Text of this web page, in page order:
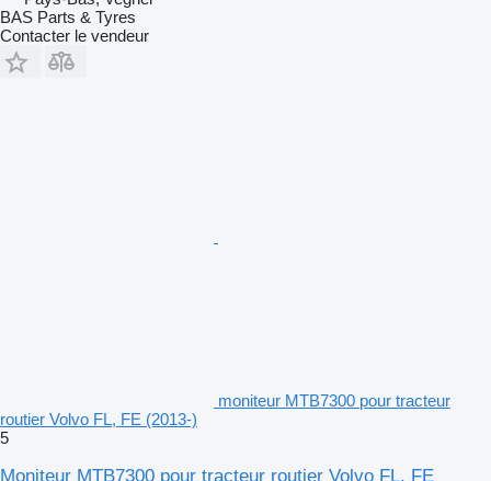
BAS Parts & Tyres
Contacter le vendeur
moniteur MTB7300 pour tracteur
routier Volvo FL, FE (2013-)
5
Moniteur MTB7300 pour tracteur routier Volvo FL, FE